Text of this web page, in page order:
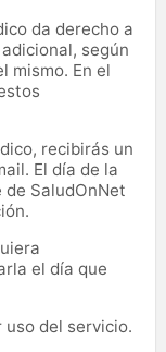
da derecho a
según
mismo. En el
recibirás un
El día de la
SaludOnNet
el día que
uso del servicio.